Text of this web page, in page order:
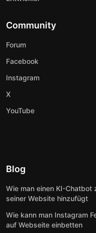
Community
Forum
Facebook
Instagram
X
YouTube
Blog
Wie man einen KI-Chatbot
seiner Website hinzufügt
Wie kann man Instagram
auf Webseite einbetten